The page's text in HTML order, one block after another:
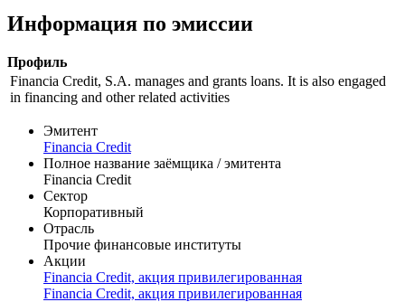
Информация по эмиссии
Профиль
Financia Credit, S.A. manages and grants loans. It is also engaged
in financing and other related activities
Эмитент
Financia Credit
Полное название заёмщика / эмитента
Financia Credit
Сектор
Корпоративный
Отрасль
Прочие финансовые институты
Акции
Financia Credit, акция привилегированная
Financia Credit, акция привилегированная